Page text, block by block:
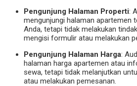
Pengunjung Halaman Properti:
mengunjungi halaman apartemen
Anda, tetapi tidak melakukan
mengisi formulir atau melakukan
Pengunjung Halaman Harga:
halaman harga apartemen atau
sewa, tetapi tidak melanjutkan
atau melakukan pemesanan.